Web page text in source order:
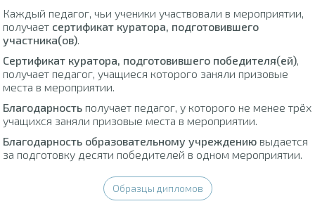
Каждый педагог, чьи ученики участвовали в мероприятии,
получает сертификат куратора, подготовившего
участника(ов).
Сертификат куратора, подготовившего победителя(ей),
получает педагог, учащиеся которого заняли призовые
места в мероприятии.
Благодарность получает педагог, у которого не менее трёх
учащихся заняли призовые места в мероприятии.
Благодарность образовательному учреждению выдается
за подготовку десяти победителей в одном мероприятии.
Образцы дипломов